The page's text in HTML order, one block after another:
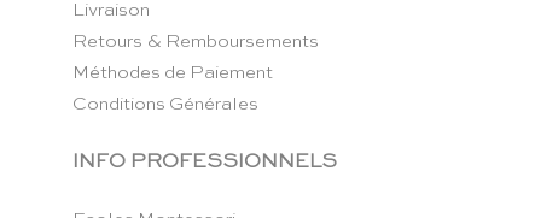
Livraison
Retours & Remboursements
Méthodes de Paiement
Conditions Générales
INFO PROFESSIONNELS